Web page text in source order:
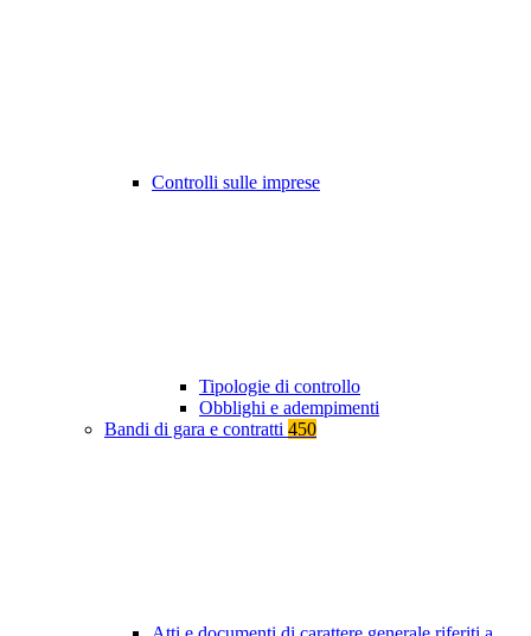
Controlli sulle imprese
Tipologie di controllo
Obblighi e adempimenti
Bandi di gara e contratti 450